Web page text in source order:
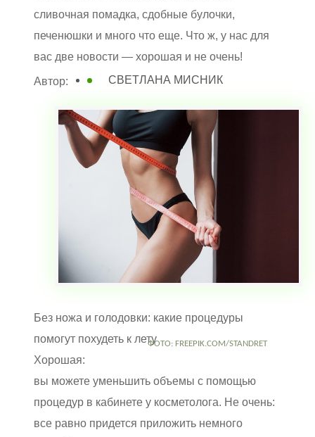
сливочная помадка, сдобные булочки,
печенюшки и много что еще. Что ж, у нас для
вас две новости — хорошая и не очень!
Автор: СВЕТЛАНА МИСНИК
Без ножа и голодовки: какие процедуры
помогут похудеть к летуФОТО: FREEPIK.COM/STANDRET
Хорошая:
вы можете уменьшить объемы с помощью
процедур в кабинете у косметолога. Не очень:
все равно придется приложить немного